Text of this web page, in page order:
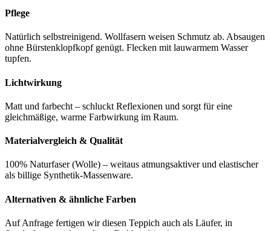
Pflege
Natürlich selbstreinigend. Wollfasern weisen Schmutz ab. Absaugen
ohne Bürstenklopfkopf genügt. Flecken mit lauwarmem Wasser
tupfen.
Lichtwirkung
Matt und farbecht – schluckt Reflexionen und sorgt für eine
gleichmäßige, warme Farbwirkung im Raum.
Materialvergleich & Qualität
100% Naturfaser (Wolle) – weitaus atmungsaktiver und elastischer
als billige Synthetik-Massenware.
Alternativen & ähnliche Farben
Auf Anfrage fertigen wir diesen Teppich auch als Läufer, in